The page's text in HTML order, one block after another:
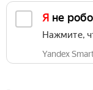
Я не
Нажмите,
Yandex